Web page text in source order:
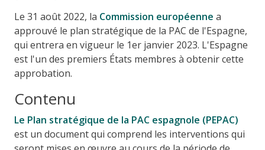
Le 31 août 2022, la Commission européenne a
approuvé le plan stratégique de la PAC de l'Espagne,
qui entrera en vigueur le 1er janvier 2023. L'Espagne
est l'un des premiers États membres à obtenir cette
approbation.
Contenu
Le Plan stratégique de la PAC espagnole (PEPAC)
est un document qui comprend les interventions qui